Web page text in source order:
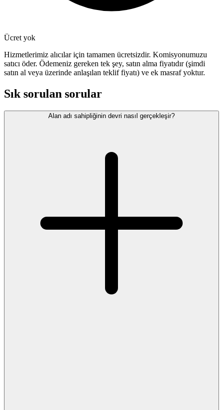
Ücret yok
Hizmetlerimiz alıcılar için tamamen ücretsizdir. Komisyonumuzu
satıcı öder. Ödemeniz gereken tek şey, satın alma fiyatıdır (şimdi
satın al veya üzerinde anlaşılan teklif fiyatı) ve ek masraf yoktur.
Sık sorulan sorular
Alan adı sahipliğinin devri nasıl gerçekleşir?